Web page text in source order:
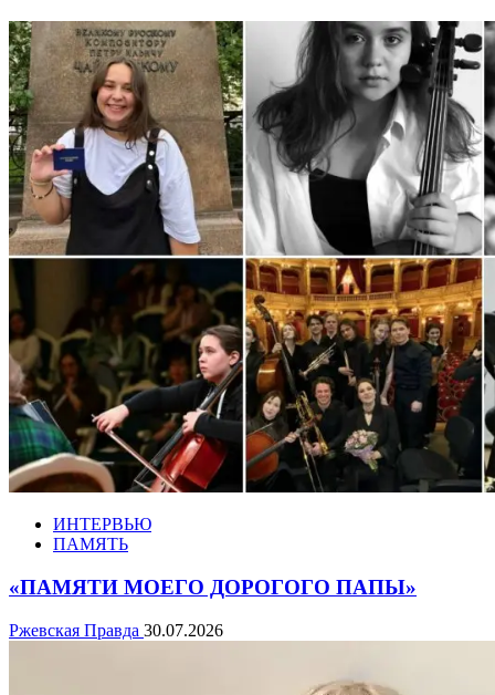
ИНТЕРВЬЮ
ПАМЯТЬ
«ПАМЯТИ МОЕГО ДОРОГОГО ПАПЫ»
Ржевская Правда 30.07.2026